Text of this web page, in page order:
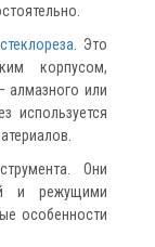
стеклореза . Это
корпусом,
или
используется
Они
и режущими
особенности